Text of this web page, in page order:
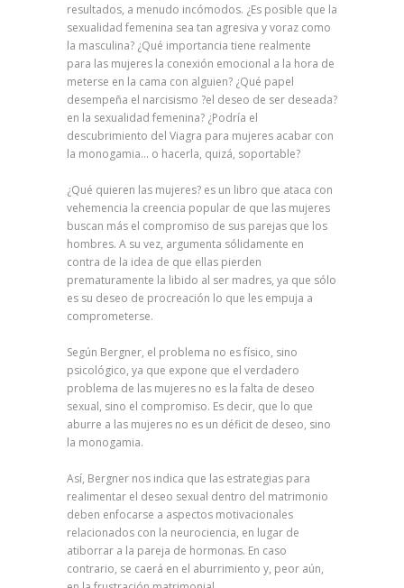
resultados, a menudo incómodos. ¿Es posible que la
sexualidad femenina sea tan agresiva y voraz como
la masculina? ¿Qué importancia tiene realmente
para las mujeres la conexión emocional a la hora de
meterse en la cama con alguien? ¿Qué papel
desempeña el narcisismo ?el deseo de ser deseada?
en la sexualidad femenina? ¿Podría el
descubrimiento del Viagra para mujeres acabar con
la monogamia… o hacerla, quizá, soportable?
¿Qué quieren las mujeres? es un libro que ataca con
vehemencia la creencia popular de que las mujeres
buscan más el compromiso de sus parejas que los
hombres. A su vez, argumenta sólidamente en
contra de la idea de que ellas pierden
prematuramente la libido al ser madres, ya que sólo
es su deseo de procreación lo que les empuja a
comprometerse.
Según Bergner, el problema no es físico, sino
psicológico, ya que expone que el verdadero
problema de las mujeres no es la falta de deseo
sexual, sino el compromiso. Es decir, que lo que
aburre a las mujeres no es un déficit de deseo, sino
la monogamia.
Así, Bergner nos indica que las estrategias para
realimentar el deseo sexual dentro del matrimonio
deben enfocarse a aspectos motivacionales
relacionados con la neurociencia, en lugar de
atiborrar a la pareja de hormonas. En caso
contrario, se caerá en el aburrimiento y, peor aún,